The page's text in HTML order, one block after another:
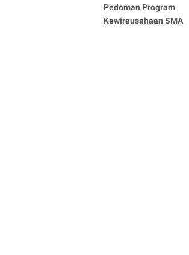
Pedoman Program
Kewirausahaan SMA